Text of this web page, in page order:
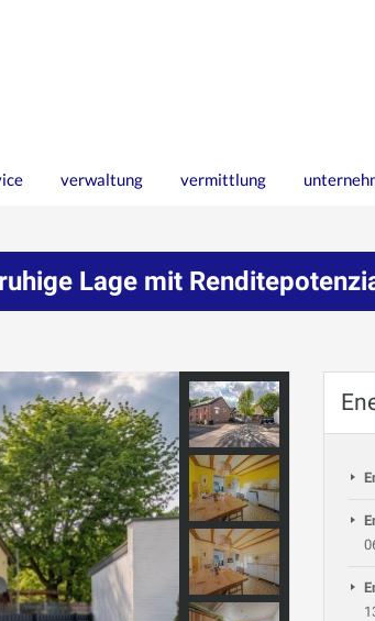
verwaltung vermittlung
Lage mit